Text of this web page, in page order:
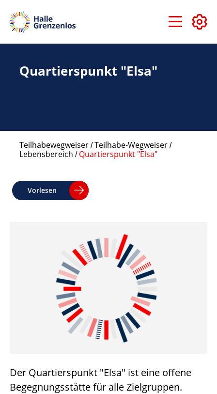
zum
Inhalt
Quartierspunkt "Elsa"
Pfadnavigation
Teilhabewegweiser Teilhabe-Wegweiser
Lebensbereich
Quartierspunkt "Elsa"
Vorlesen
Der Quartierspunkt "Elsa" ist eine offene
Begegnungsstätte für alle Zielgruppen.